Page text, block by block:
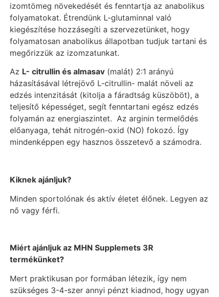
izomtömeg növekedését és fenntartja az anabolikus
folyamatokat. Étrendünk L-glutaminnal való
kiegészítése hozzásegíti a szervezetünket, hogy
folyamatosan anabolikus állapotban tudjuk tartani és
megőrizzük az izomzatunkat.
Az L- citrullin és almasav (malát) 2:1 arányú
házasításával létrejövő L-citrullin- malát növeli az
edzés intenzitását (kitolja a fáradtság küszöböt), a
teljesítő képességet, segít fenntartani egész edzés
folyamán az energiaszintet. Az arginin termelődés
előanyaga, tehát nitrogén-oxid (NO) fokozó. Így
mindenképpen egy hasznos összetevő a számodra.
Kiknek ajánljuk?
Minden sportolónak és aktív életet élőnek. Legyen az
nő vagy férfi.
Miért ajánljuk az MHN Supplemets 3R
termékünket?
Mert praktikusan por formában létezik, így nem
szükséges 3-4-szer annyi pénzt kiadnod, hogy ugyan